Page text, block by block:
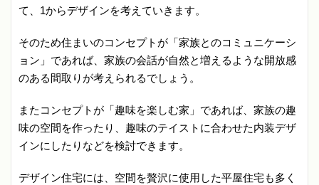
て、1からデザインを考えていきます。
そのため住まいのコンセプトが「家族とのコミュニケーシ
ョン」であれば、家族の会話が自然と増えるような開放感
のある間取りが考えられるでしょう。
またコンセプトが「趣味を楽しむ家」であれば、家族の趣
味の空間を作ったり、趣味のテイストに合わせた内装デザ
インにしたりなどを検討できます。
デザイン住宅には、空間を贅沢に使用した平屋住宅も多く